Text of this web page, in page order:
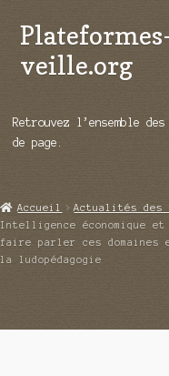
Aller
à
la
Aller
au
contenu
veille.org
Répertoire d’ouitils
Démos vidéos
Actualités
Retrouvez l’ensemble
de page.
Accueil Actualités
Intelligence économique et
faire parler ces domaines
la ludopédagogie